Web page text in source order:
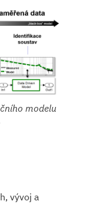
modelu
vývoj a